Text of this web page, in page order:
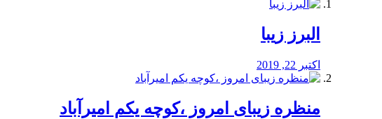
البرز زیبا
اکتبر 22, 2019
منظره‌‌ زیبای امروز ،کوچه یکم امیرآباد